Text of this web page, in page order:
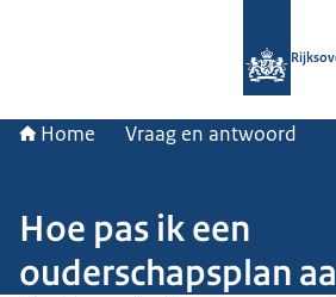
Home Vraag en antwoord
Hoe pas ik een
ouderschapsplan